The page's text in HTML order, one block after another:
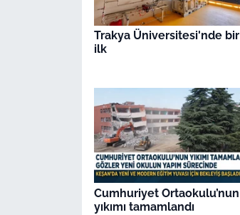
Trakya Üniversitesi'nde bir
ilk
Cumhuriyet Ortaokulu’nun
yıkımı tamamlandı